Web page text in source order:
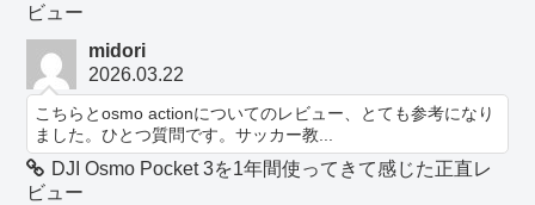
ビュー
midori
2026.03.22
こちらとosmo actionについてのレビュー、とても参考になり
ました。ひとつ質問です。サッカー教...
DJI Osmo Pocket 3を1年間使ってきて感じた正直レ
ビュー